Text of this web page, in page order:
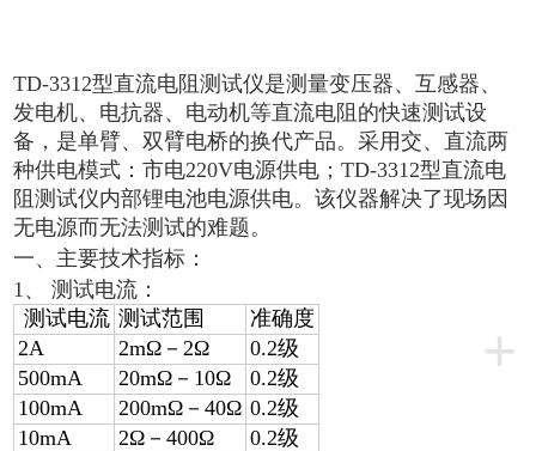
TD-3312型直流电阻测试仪是测量变压器、互感器、
发电机、电抗器、电动机等直流电阻的快速测试设
备，是单臂、双臂电桥的换代产品。采用交、直流两
种供电模式：市电220V电源供电；TD-3312型直流电
阻测试仪内部锂电池电源供电。该仪器解决了现场因
无电源而无法测试的难题。
一、主要技术指标：
1、 测试电流：
+
测试电流 测试范围
准确度
2A
2mΩ －2Ω 0.2级
500mA
20mΩ －10Ω 0.2级
100mA
200mΩ －40Ω 0.2级
10mA
2Ω －400Ω 0.2级